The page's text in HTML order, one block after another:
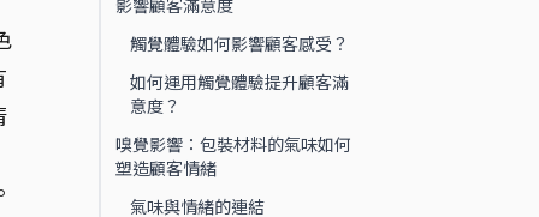
影響顧客滿意度
觸覺體驗如何影響顧客感受？
如何運用觸覺體驗提升顧客滿
意度？
嗅覺影響：包裝材料的氣味如何
塑造顧客情緒
氣味與情緒的連結